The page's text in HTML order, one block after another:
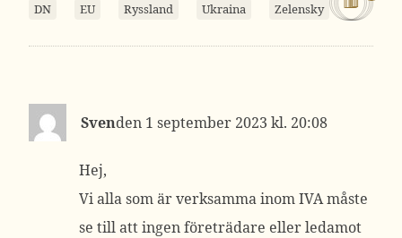
DN EU Ryssland Ukraina Zelensky
Sven 1 september 2023 kl. 20:08
Hej,
Vi alla som är verksamma inom IVA måste
se till att ingen företrädare eller ledamot